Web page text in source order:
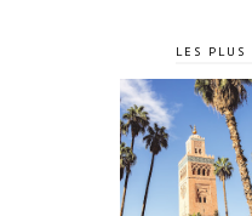
LES PLUS
4 jours à
Marrakech